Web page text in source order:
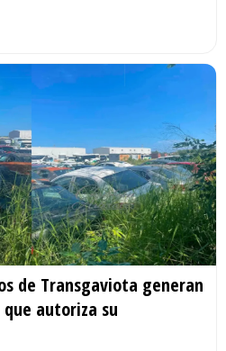
de Transgaviota generan
autoriza su